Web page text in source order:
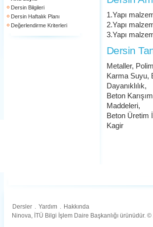
Dersin Bilgileri
Dersin Haftalık Planı
Değerlendirme Kriterleri
1.Yapı
2.Yapı
3.Yapı
Dersin
Metaller,
Karma Suyu,
Dayanıklılık,
Beton
Maddeleri,
Beton Üretim
Kagir
Dersler . Yardım . Hakkında
Ninova, İTÜ Bilgi İşlem Daire Başkanlığı ürünüdür. ©